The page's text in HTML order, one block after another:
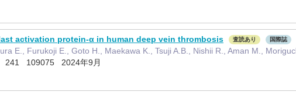
activation protein-α in human deep vein thrombosis 査読あり 国際誌
E., Furukoji E., Goto H., Maekawa K., Tsuji A.B., Nishii R., Aman M.,
241 109075 2024年9月